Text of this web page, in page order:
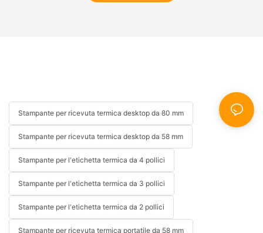
Stampante per ricevuta termica desktop da 80 mm
Stampante per ricevuta termica desktop da 58 mm
Stampante per l'etichetta termica da 4 pollici
Stampante per l'etichetta termica da 3 pollici
Stampante per l'etichetta termica da 2 pollici
Stampante per ricevuta termica portatile da 58 mm